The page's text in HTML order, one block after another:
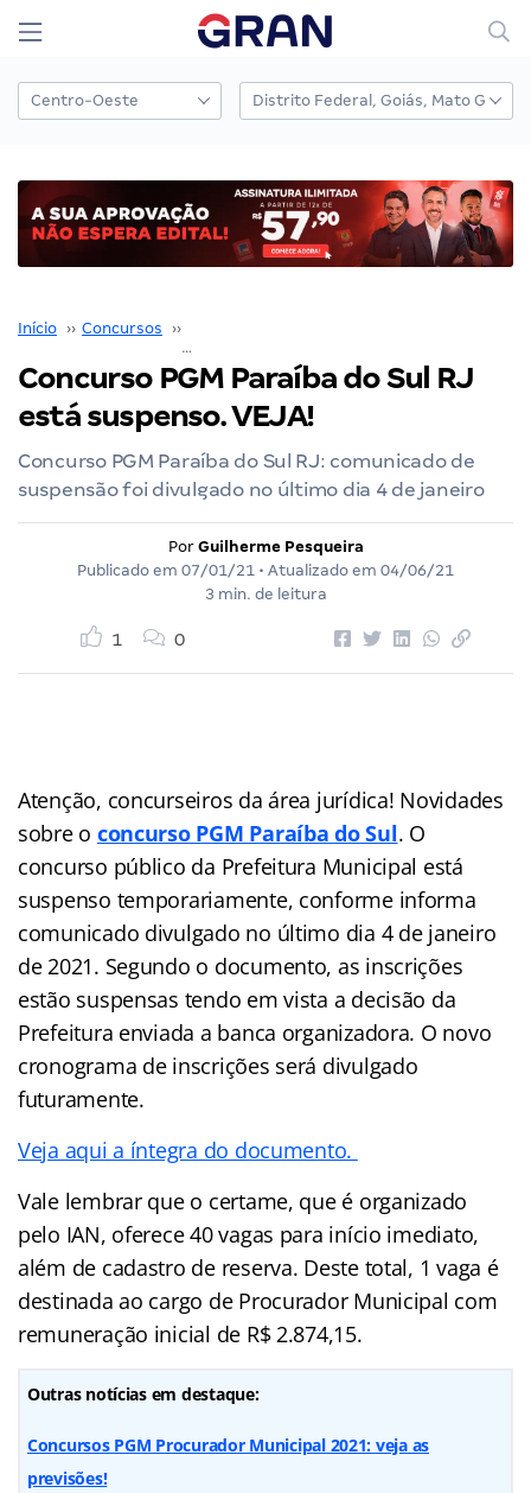
Início ›› Concursos ››
Concurso PGM Paraíba do Sul RJ
está suspenso. VEJA!
Concurso PGM Paraíba do Sul RJ: comunicado de
suspensão foi divulgado no último dia 4 de janeiro
Por Guilherme Pesqueira
Publicado em 07/01/21 • Atualizado em 04/06/21
3 min. de leitura
1 0
Atenção, concurseiros da área jurídica! Novidades
sobre o concurso PGM Paraíba do Sul. O
concurso público da Prefeitura Municipal está
suspenso temporariamente, conforme informa
comunicado divulgado no último dia 4 de janeiro
de 2021. Segundo o documento, as inscrições
estão suspensas tendo em vista a decisão da
Prefeitura enviada a banca organizadora. O novo
cronograma de inscrições será divulgado
futuramente.
Veja aqui a íntegra do documento.
Vale lembrar que o certame, que é organizado
pelo IAN, oferece 40 vagas para início imediato,
além de cadastro de reserva. Deste total, 1 vaga é
destinada ao cargo de Procurador Municipal com
remuneração inicial de R$ 2.874,15.
Outras notícias em destaque:
Concursos PGM Procurador Municipal 2021: veja as
previsões!